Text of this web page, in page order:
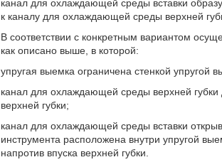
канал для охлаждающей среды вставки
к каналу для охлаждающей среды верхней
В соответствии с конкретным вариантом
как описано выше, в которой:
упругая выемка ограничена стенкой упругой
канал для охлаждающей среды верхней
верхней губки;
канал для охлаждающей среды вставки
инструмента расположена внутри упругой
напротив впуска верхней губки.